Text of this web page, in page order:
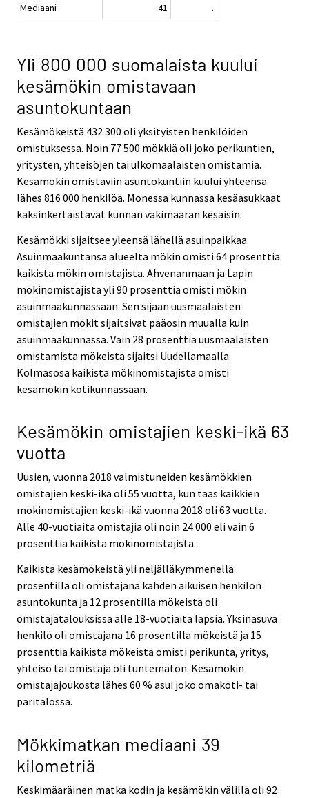
Mediaani 41 .
Yli 800 000 suomalaista kuului
kesämökin omistavaan
asuntokuntaan
Kesämökeistä 432 300 oli yksityisten henkilöiden
omistuksessa. Noin 77 500 mökkiä oli joko perikuntien,
yritysten, yhteisöjen tai ulkomaalaisten omistamia.
Kesämökin omistaviin asuntokuntiin kuului yhteensä
lähes 816 000 henkilöä. Monessa kunnassa kesäasukkaat
kaksinkertaistavat kunnan väkimäärän kesäisin.
Kesämökki sijaitsee yleensä lähellä asuinpaikkaa.
Asuinmaakuntansa alueelta mökin omisti 64 prosenttia
kaikista mökin omistajista. Ahvenanmaan ja Lapin
mökinomistajista yli 90 prosenttia omisti mökin
asuinmaakunnassaan. Sen sijaan uusmaalaisten
omistajien mökit sijaitsivat pääosin muualla kuin
asuinmaakunnassa. Vain 28 prosenttia uusmaalaisten
omistamista mökeistä sijaitsi Uudellamaalla.
Kolmasosa kaikista mökinomistajista omisti
kesämökin kotikunnassaan.
Kesämökin omistajien keski-ikä 63
vuotta
Uusien, vuonna 2018 valmistuneiden kesämökkien
omistajien keski-ikä oli 55 vuotta, kun taas kaikkien
mökinomistajien keski-ikä vuonna 2018 oli 63 vuotta.
Alle 40-vuotiaita omistajia oli noin 24 000 eli vain 6
prosenttia kaikista mökinomistajista.
Kaikista kesämökeistä yli neljälläkymmenellä
prosentilla oli omistajana kahden aikuisen henkilön
asuntokunta ja 12 prosentilla mökeistä oli
omistajatalouksissa alle 18-vuotiaita lapsia. Yksinasuva
henkilö oli omistajana 16 prosentilla mökeistä ja 15
prosenttia kaikista mökeistä omisti perikunta, yritys,
yhteisö tai omistaja oli tuntematon. Kesämökin
omistajajoukosta lähes 60 % asui joko omakoti- tai
paritalossa.
Mökkimatkan mediaani 39
kilometriä
Keskimääräinen matka kodin ja kesämökin välillä oli 92